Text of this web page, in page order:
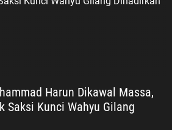
Harun Dikawal Massa,
Saksi Kunci Wahyu Gilang